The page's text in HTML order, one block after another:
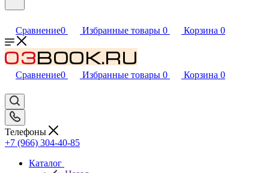
Сравнение0 Избранные товары 0 Корзина 0
Сравнение0 Избранные товары 0 Корзина 0
Телефоны
+7 (966) 304-40-85
Каталог